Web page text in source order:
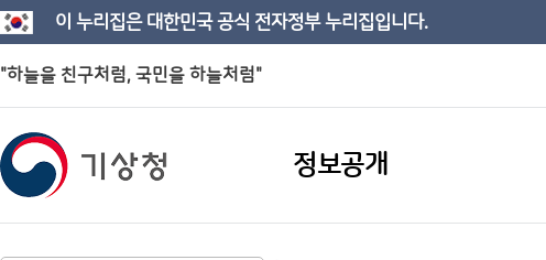
이 누리집은 대한민국 공식 전자정부 누리집입니다.
"하늘을 친구처럼, 국민을 하늘처럼"
정보공개